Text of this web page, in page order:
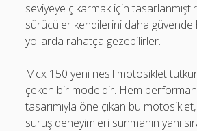
seviyeye çıkarmak için
sürücüler kendilerini daha güvende
yollarda rahatça gezebilirler.
Mcx 150 yeni nesil motosiklet
çeken bir modeldir. Hem
tasarımıyla öne çıkan bu
sürüş deneyimleri sunmanın yanı